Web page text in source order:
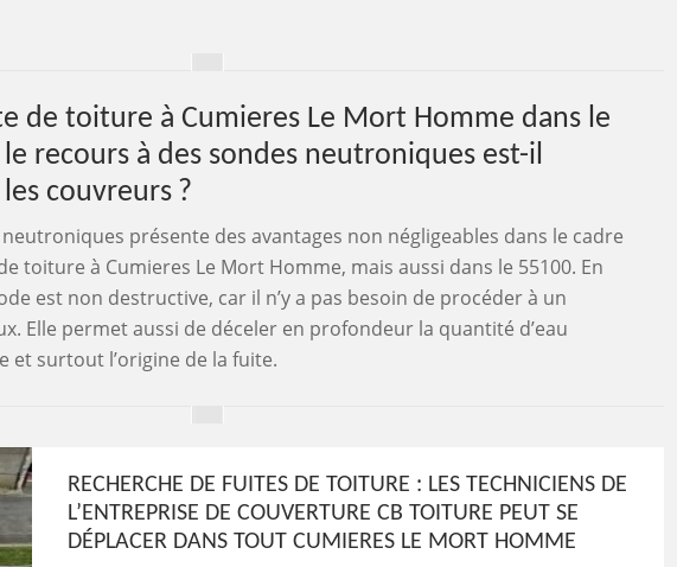
de toiture à Cumieres Le Mort Homme dans le
recours à des sondes neutroniques est-il
couvreurs ?
présente des avantages non négligeables dans le cadre
toiture à Cumieres Le Mort Homme, mais aussi dans le 55100. En
est non destructive, car il n’y a pas besoin de procéder à un
Elle permet aussi de déceler en profondeur la quantité d’eau
et surtout l’origine de la fuite.
RECHERCHE DE FUITES DE TOITURE : LES TECHNICIENS DE
L’ENTREPRISE DE COUVERTURE CB TOITURE PEUT SE
DÉPLACER DANS TOUT CUMIERES LE MORT HOMME